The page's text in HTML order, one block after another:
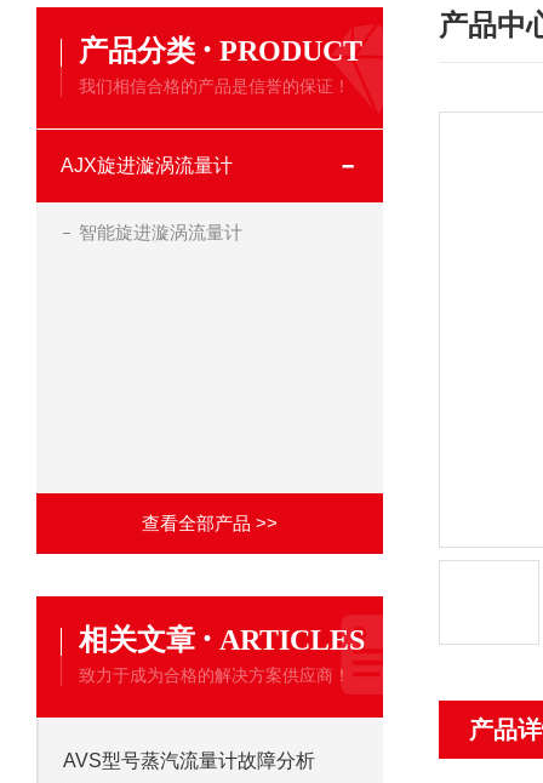
产品分类 · PRODUCT
我们相信合格的产品是信誉的保证！
AJX旋进漩涡流量计
智能旋进漩涡流量计
查看全部产品 >>
相关文章 · ARTICLES
致力于成为合格的解决方案供应商！
AVS型号蒸汽流量计故障分析
产品中
产品